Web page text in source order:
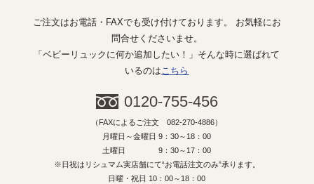
ご注文はお電話・FAXでも受け付けております。 お気軽にお
問合せくださいませ。
「ベビーリュックに何か追加したい！」そんな時に選ばれて
いるのはこちら
0120-755-456
（FAXによるご注文 082-270-4886）
月曜日～金曜日 9：30～18：00
土曜日 9：30～17：00
※日祝はリシュマム実店舗にて“お電話注文のみ”承ります。
日曜・祝日 10：00～18：00